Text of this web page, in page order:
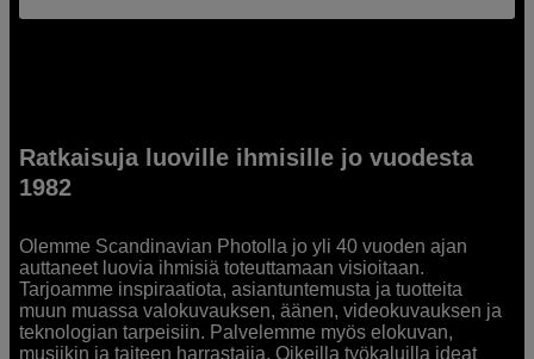
Ratkaisuja luoville ihmisille jo vuodesta
1982
Olemme Scandinavian Photolla jo yli 40 vuoden ajan
auttaneet luovia ihmisiä toteuttamaan visioitaan.
Tarjoamme inspiraatiota, asiantuntemusta ja tuotteita
muun muassa valokuvauksen, äänen, videokuvauksen ja
teknologian tarpeisiin. Palvelemme myös elokuvan,
musiikin ja taiteen harrastajia. Oikeilla työkaluilla ideat